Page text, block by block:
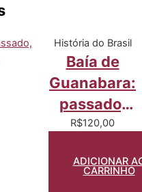
História do Brasil
Baía de
Guanabara:
passado,
presente,
R$120,00
ADICIONAR
CARRINHO